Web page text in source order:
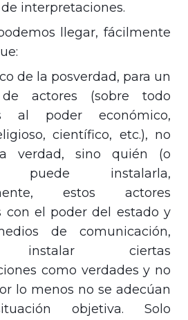
interpretaciones.
llegar, fácilmente
de la posverdad, para un
actores (sobre todo
al poder económico,
científico, etc.), no
verdad, sino quién (o
puede instalarla,
estos actores
con el poder del estado y
de comunicación,
instalar ciertas
como verdades y no
lo menos no se adecúan
objetiva. Solo